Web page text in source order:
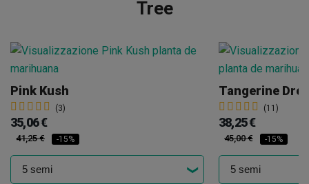
Tree
Pink Kush
(3)
35,06 €
41,25 € -15%
Tangerine
(11)
38,25 €
45,00 € -15%